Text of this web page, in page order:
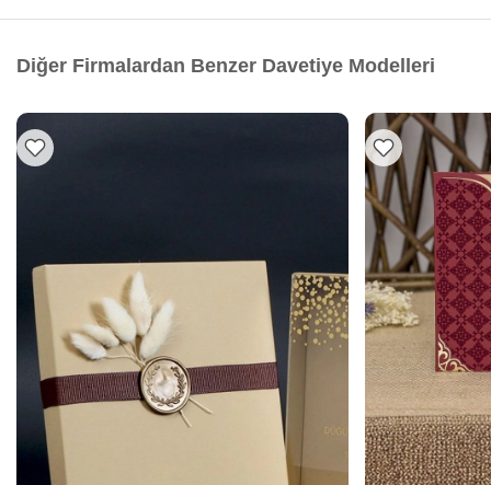
Diğer Firmalardan Benzer Davetiye Modelleri